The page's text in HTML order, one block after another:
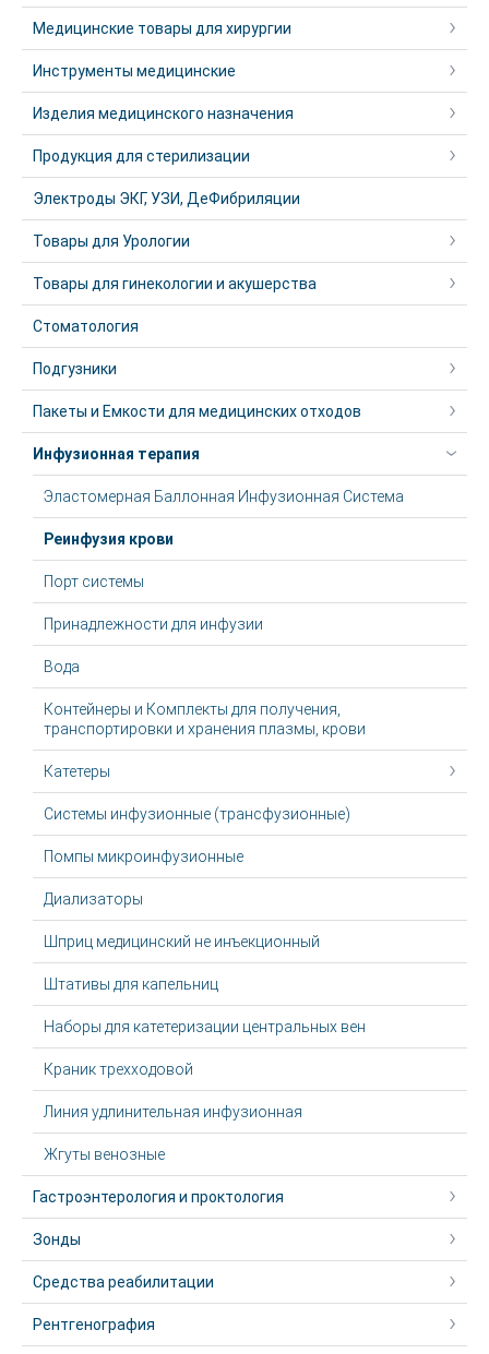
Медицинские товары для хирургии
Инструменты медицинские
Изделия медицинского назначения
Продукция для стерилизации
Электроды ЭКГ, УЗИ, ДеФибриляции
Товары для Урологии
Товары для гинекологии и акушерства
Стоматология
Подгузники
Пакеты и Емкости для медицинских отходов
Инфузионная терапия
Эластомерная Баллонная Инфузионная Система
Реинфузия крови
Порт системы
Принадлежности для инфузии
Вода
Контейнеры и Комплекты для получения,
транспортировки и хранения плазмы, крови
Катетеры
Системы инфузионные (трансфузионные)
Помпы микроинфузионные
Диализаторы
Шприц медицинский не инъекционный
Штативы для капельниц
Наборы для катетеризации центральных вен
Краник трехходовой
Линия удлинительная инфузионная
Жгуты венозные
Гастроэнтерология и проктология
Зонды
Средства реабилитации
Рентгенография